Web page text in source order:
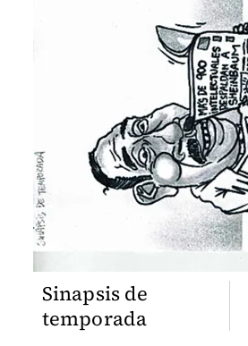
Sinapsis de
temporada